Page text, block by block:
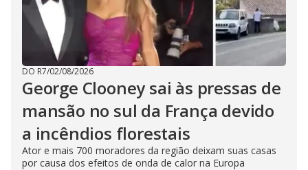
DO R7/02/08/2026
George Clooney sai às pressas de
mansão no sul da França devido
a incêndios florestais
Ator e mais 700 moradores da região deixam suas casas
por causa dos efeitos de onda de calor na Europa